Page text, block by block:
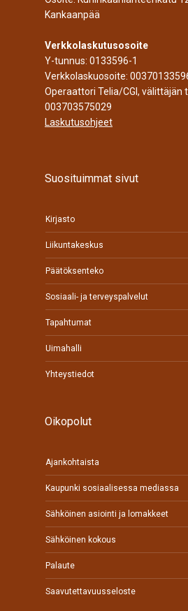
Kankaanpää
Verkkolaskutusosoite
Y-tunnus: 0133596-1
Verkkolaskuosoite:
Operaattori Telia/CGI, välittäjän
003703575029
Laskutusohjeet
Suosituimmat sivut
Kirjasto
Liikuntakeskus
Päätöksenteko
Sosiaali- ja terveyspalvelut
Tapahtumat
Uimahalli
Yhteystiedot
Oikopolut
Ajankohtaista
Kaupunki sosiaalisessa mediassa
Sähköinen asiointi ja lomakkeet
Sähköinen kokous
Palaute
Saavutettavuusseloste